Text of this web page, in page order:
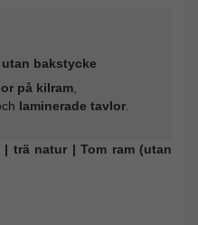
utan bakstycke
på kilram
laminerade tavlor
| trä natur | Tom ram (utan